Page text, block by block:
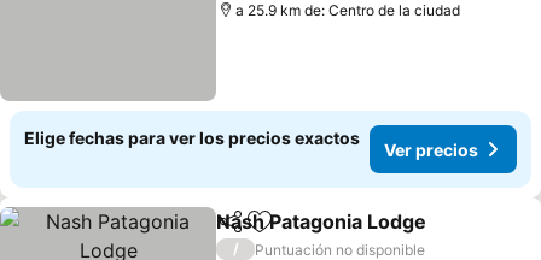
a 25.9 km de: Centro de la ciudad
Elige fechas para ver los precios exactos
Ver precios
CompartirAgregar a favoritos
Nash Patagonia Lodge
/
Puntuación no disponible